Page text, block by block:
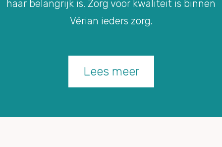
haar belangrijk is. Zorg voor kwaliteit is binnen
Vérian ieders zorg.
Lees meer